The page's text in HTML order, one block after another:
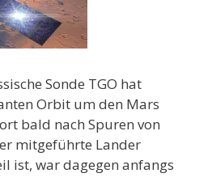
Sonde TGO hat
Orbit um den Mars
bald nach Spuren von
mitgeführte Lander
ist, war dagegen anfangs